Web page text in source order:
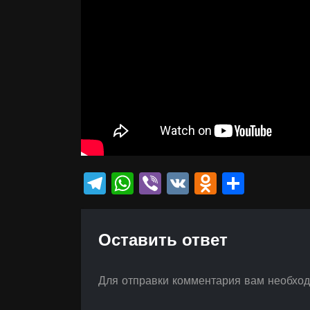
Telegram
WhatsApp
Viber
VK
Оставить ответ
Для отправки комментария вам